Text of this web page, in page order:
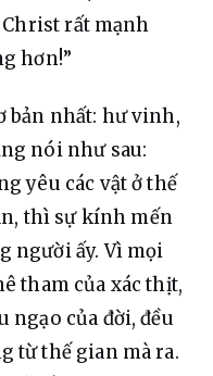
Christ rất mạnh
hơn!”
bản nhất: hư vinh,
nói như sau:
yêu các vật ở thế
thì sự kính mến
người ấy. Vì mọi
tham của xác thịt,
ngạo của đời, đều
từ thế gian mà ra.